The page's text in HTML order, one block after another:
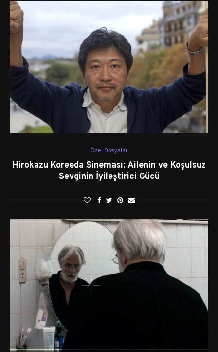
Özel Dosyalar
Hirokazu Koreeda Sineması: Ailenin ve Koşulsuz
Sevginin İyileştirici Gücü